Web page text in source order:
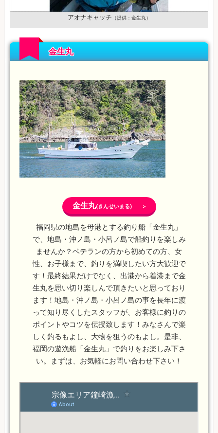
アオナキャッチ （提供：金生丸）
金生丸
金生丸(きんせいまる) >
福岡県の地島を母港とする釣り船「金生丸」
で、地島・沖ノ島・小呂ノ島で船釣りを楽しみ
ませんか？ベテランの方から初めての方、女
性、お子様まで、釣りを満喫したい方大歓迎で
す！最終結果だけでなく、出港から着港まで金
生丸を思い切り楽しんで頂きたいと思っており
ます！地島・沖ノ島・小呂ノ島の事を長年に渡
って知り尽くしたスタッフが、お客様に釣りの
ポイントやコツを伝授致します！みなさんで楽
しく釣るもよし、大物を狙うのもよし。是非、
福岡の遊漁船「金生丸」で釣りをお楽しみ下さ
い。まずは、お気軽にお問い合わせ下さい！